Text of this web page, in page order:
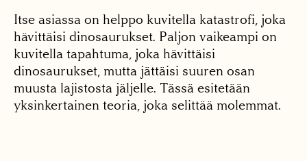
Itse asiassa on helppo kuvitella katastrofi, joka
hävittäisi dinosaurukset. Paljon vaikeampi on
kuvitella tapahtuma, joka hävittäisi
dinosaurukset, mutta jättäisi suuren osan
muusta lajistosta jäljelle. Tässä esitetään
yksinkertainen teoria, joka selittää molemmat.